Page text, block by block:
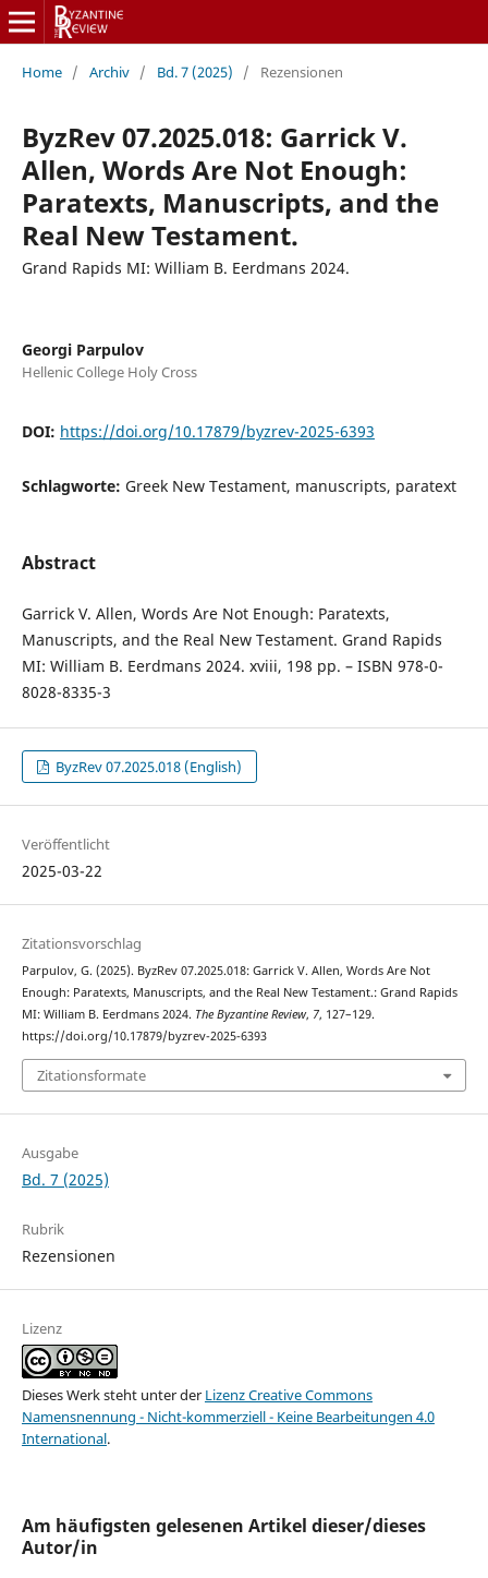
Home / Archiv / Bd. 7 (2025) / Rezensionen
ByzRev 07.2025.018: Garrick V.
Allen, Words Are Not Enough:
Paratexts, Manuscripts, and the
Real New Testament.
Grand Rapids MI: William B. Eerdmans 2024.
Georgi Parpulov
Hellenic College Holy Cross
DOI: https://doi.org/10.17879/byzrev-2025-6393
Schlagworte: Greek New Testament, manuscripts, paratext
Abstract
Garrick V. Allen, Words Are Not Enough: Paratexts,
Manuscripts, and the Real New Testament. Grand Rapids
MI: William B. Eerdmans 2024. xviii, 198 pp. – ISBN 978-0-
8028-8335-3
ByzRev 07.2025.018 (English)
Veröffentlicht
2025-03-22
Zitationsvorschlag
Parpulov, G. (2025). ByzRev 07.2025.018: Garrick V. Allen, Words Are Not
Enough: Paratexts, Manuscripts, and the Real New Testament.: Grand Rapids
MI: William B. Eerdmans 2024. The Byzantine Review, 7, 127–129.
https://doi.org/10.17879/byzrev-2025-6393
Zitationsformate
Ausgabe
Bd. 7 (2025)
Rubrik
Rezensionen
Lizenz
Dieses Werk steht unter der Lizenz Creative Commons
Namensnennung - Nicht-kommerziell - Keine Bearbeitungen 4.0
International.
Am häufigsten gelesenen Artikel dieser/dieses
Autor/in